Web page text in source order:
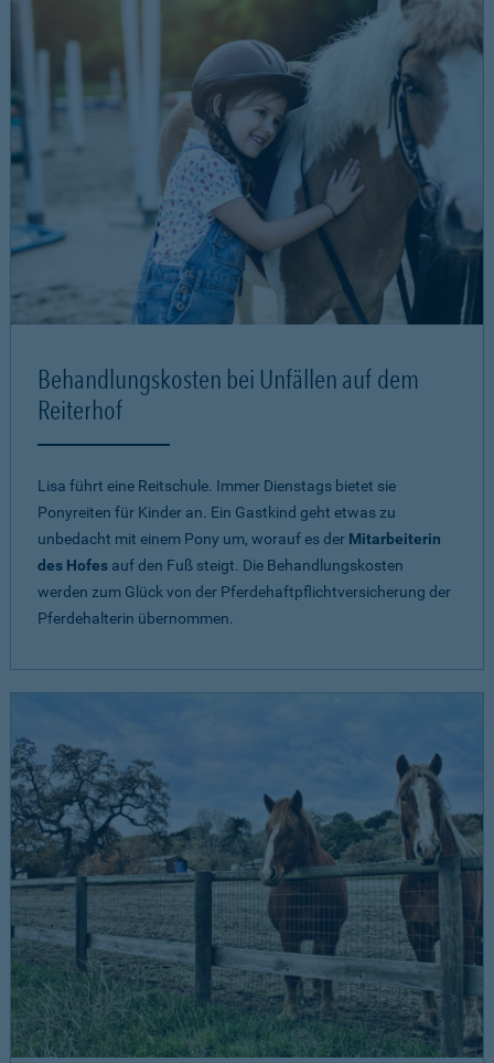
Behandlungskosten bei Unfällen auf dem
Reiterhof
Lisa führt eine Reitschule. Immer Dienstags bietet sie
Ponyreiten für Kinder an. Ein Gastkind geht etwas zu
unbedacht mit einem Pony um, worauf es der Mitarbeiterin
des Hofes auf den Fuß steigt. Die Behandlungskosten
werden zum Glück von der Pferdehaftpflichtversicherung der
Pferdehalterin übernommen.